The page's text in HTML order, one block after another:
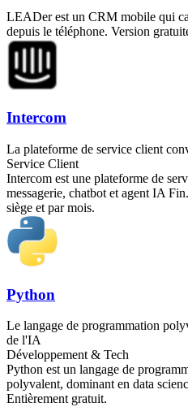
LEADer est un CRM mobile qui
depuis le téléphone. Version
Intercom
La plateforme de service client
Service Client
Intercom est une plateforme de
messagerie, chatbot et agent IA
siège et par mois.
Python
Le langage de programmation
de l'IA
Développement & Tech
Python est un langage de
polyvalent, dominant en data
Entièrement gratuit.